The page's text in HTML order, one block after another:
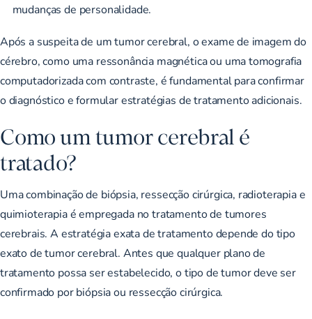
mudanças de personalidade.
Após a suspeita de um tumor cerebral, o exame de imagem do
cérebro, como uma ressonância magnética ou uma tomografia
computadorizada com contraste, é fundamental para confirmar
o diagnóstico e formular estratégias de tratamento adicionais.
Como um tumor cerebral é
tratado?
Uma combinação de biópsia, ressecção cirúrgica, radioterapia e
quimioterapia é empregada no tratamento de tumores
cerebrais. A estratégia exata de tratamento depende do tipo
exato de tumor cerebral. Antes que qualquer plano de
tratamento possa ser estabelecido, o tipo de tumor deve ser
confirmado por biópsia ou ressecção cirúrgica.